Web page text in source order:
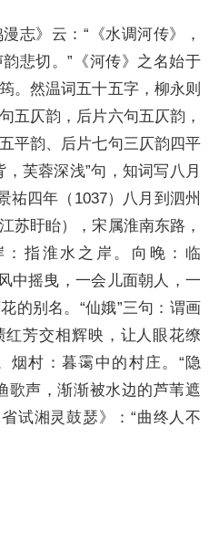
志》云：“《水调河传》，
悲切。”《河传》之名始于
。然温词五十五字，柳永则
五仄韵，后片六句五仄韵，
平韵、后片七句三仄韵四平
芙蓉深浅”句，知词写八月
祐四年（1037）八月到泗州
苏盱眙），宋属淮南东路，
指淮水之岸。向晚：临
中摇曳，一会儿面朝人，一
的别名。“仙娥”三句：谓画
芳交相辉映，让人眼花缭
烟村：暮霭中的村庄。“隐
歌声，渐渐被水边的芦苇遮
省试湘灵鼓瑟》：“曲终人不